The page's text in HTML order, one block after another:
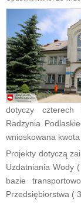
dotyczy
Radzynia
wnioskowana
Projekty dotyczą
Uzdatniania Wody
bazie
Przedsiębiorstwa (